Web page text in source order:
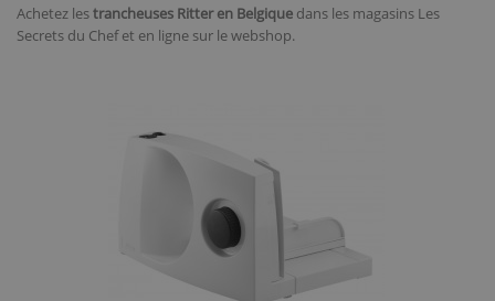
Achetez lestrancheuses Ritter en Belgique dans les magasins Les
Secrets du Chef et en ligne sur le webshop.